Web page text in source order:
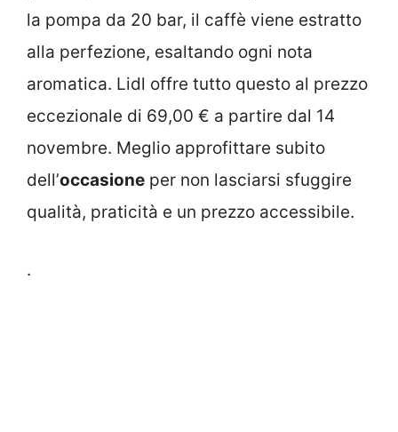
la pompa da 20 bar, il caffè viene estratto
alla perfezione, esaltando ogni nota
aromatica. Lidl offre tutto questo al prezzo
eccezionale di 69,00 € a partire dal 14
novembre. Meglio approfittare subito
dell’occasione per non lasciarsi sfuggire
qualità, praticità e un prezzo accessibile.
.